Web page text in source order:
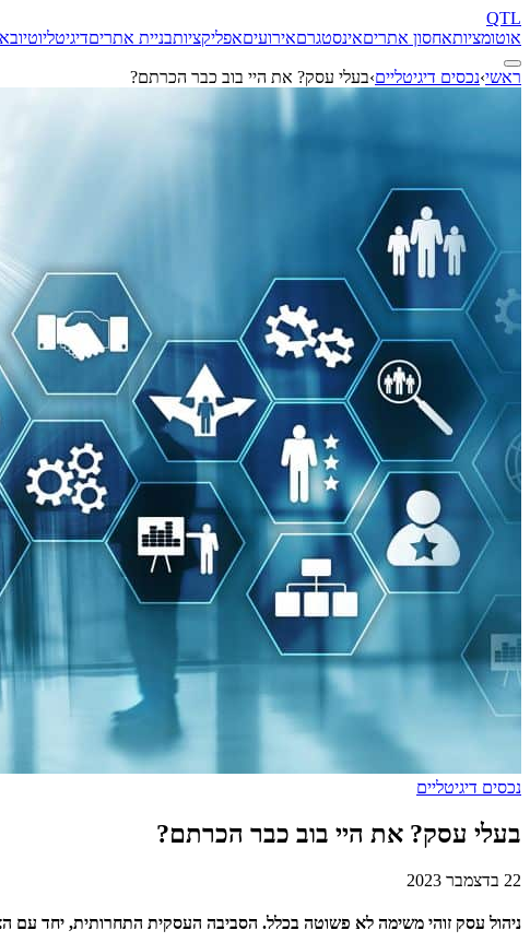
QTL
אוטומציותאחסון אתריםאינסטגרםאירועיםאפליקציותבניית אתריםדיגיטליוטיוב
ראשי›נכסים דיגיטליים›בעלי עסק? את היי בוב כבר הכרתם?
נכסים דיגיטליים
בעלי עסק? את היי בוב כבר הכרתם?
22 בדצמבר 2023
ניהול עסק זוהי משימה לא פשוטה בכלל. הסביבה העסקית התחרותית, יחד